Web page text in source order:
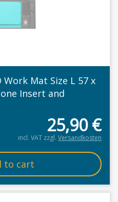
Work Mat Size L 57 x
Insert and
25,90€
incl. VAT zzgl. Versandkosten
to cart